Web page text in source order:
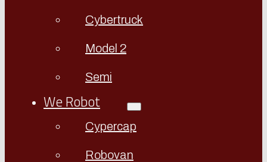
Cybertruck
Model 2
Semi
We Robot
Cypercap
Robovan